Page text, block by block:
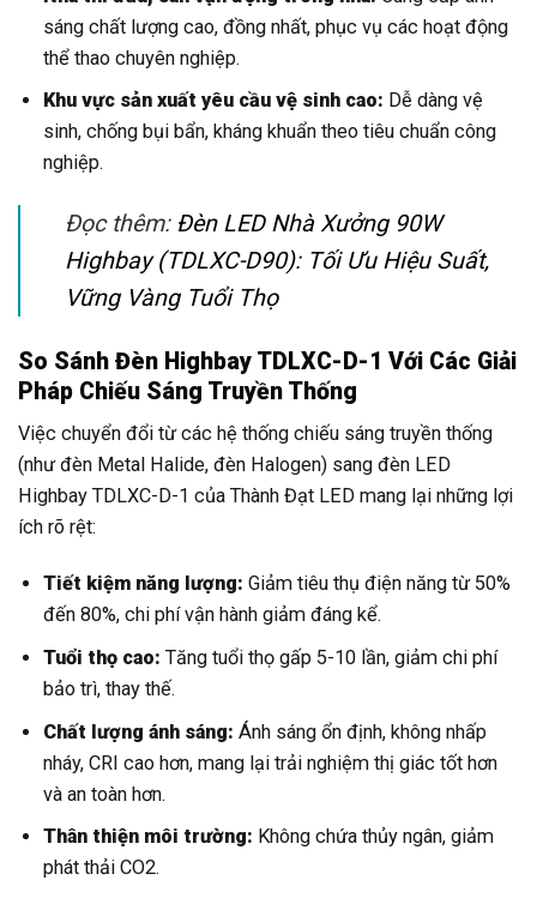
sáng chất lượng cao, đồng nhất, phục vụ các hoạt động
thể thao chuyên nghiệp.
Khu vực sản xuất yêu cầu vệ sinh cao: Dễ dàng vệ
sinh, chống bụi bẩn, kháng khuẩn theo tiêu chuẩn công
nghiệp.
Đọc thêm: Đèn LED Nhà Xưởng 90W
Highbay (TDLXC-D90): Tối Ưu Hiệu Suất,
Vững Vàng Tuổi Thọ
So Sánh Đèn Highbay TDLXC-D-1 Với Các Giải
Pháp Chiếu Sáng Truyền Thống
Việc chuyển đổi từ các hệ thống chiếu sáng truyền thống
(như đèn Metal Halide, đèn Halogen) sang đèn LED
Highbay TDLXC-D-1 của Thành Đạt LED mang lại những lợi
ích rõ rệt:
Tiết kiệm năng lượng: Giảm tiêu thụ điện năng từ 50%
đến 80%, chi phí vận hành giảm đáng kể.
Tuổi thọ cao: Tăng tuổi thọ gấp 5-10 lần, giảm chi phí
bảo trì, thay thế.
Chất lượng ánh sáng: Ánh sáng ổn định, không nhấp
nháy, CRI cao hơn, mang lại trải nghiệm thị giác tốt hơn
và an toàn hơn.
Thân thiện môi trường: Không chứa thủy ngân, giảm
phát thải CO2.